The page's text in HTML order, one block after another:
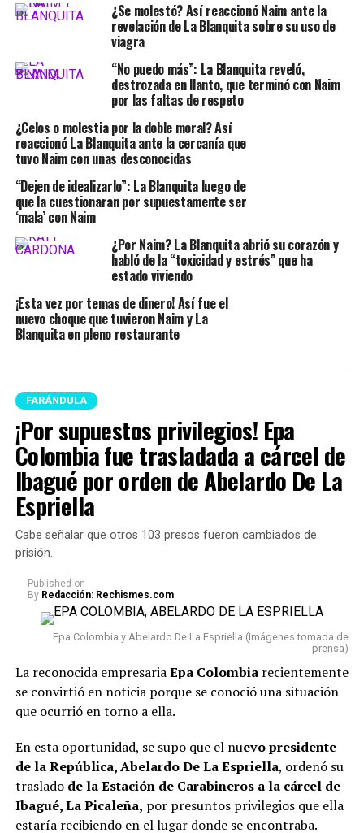
¿Se molestó? Así reaccionó Naim ante la
revelación de La Blanquita sobre su uso de
viagra
“No puedo más”: La Blanquita reveló,
destrozada en llanto, que terminó con Naim
por las faltas de respeto
¿Celos o molestia por la doble moral? Así
reaccionó La Blanquita ante la cercanía que
tuvo Naim con unas desconocidas
“Dejen de idealizarlo”: La Blanquita luego de
que la cuestionaran por supuestamente ser
‘mala’ con Naim
¿Por Naim? La Blanquita abrió su corazón y
habló de la “toxicidad y estrés” que ha
estado viviendo
¡Esta vez por temas de dinero! Así fue el
nuevo choque que tuvieron Naim y La
Blanquita en pleno restaurante
FARÁNDULA
¡Por supuestos privilegios! Epa
Colombia fue trasladada a cárcel de
Ibagué por orden de Abelardo De La
Espriella
Cabe señalar que otros 103 presos fueron cambiados de
prisión.
Published on
By Redacción: Rechismes.com
Epa Colombia y Abelardo De La Espriella (Imágenes tomada de
prensa)
La reconocida empresariaEpa Colombiarecientemente
se convirtió en noticia porque se conoció una situación
que ocurrió en torno a ella.
En esta oportunidad, se supo que el nuevo presidente
de la República, Abelardo De La Espriella, ordenó su
traslado de la Estación de Carabineros a la cárcel de
Ibagué, La Picaleña, por presuntos privilegios que ella
estaría recibiendo en el lugar donde se encontraba.